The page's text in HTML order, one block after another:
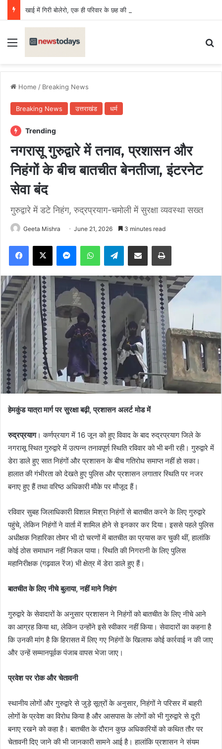
खाई में गिरी बोलेरो, एक ही परिवार के छह की मौत, एक किशोर घायल
Menu
Home / Breaking News
Breaking News उत्तराखंड धर्म
Trending
नगरासू गुरुद्वारे में तनाव, प्रशासन और
निहंगों के बीच बातचीत बेनतीजा, इंटरनेट
सेवा बंद
गुरुद्वारे में डटे निहंग, रुद्रप्रयाग-चमोली में सुरक्षा व्यवस्था सख्त
Geeta Mishra June 21, 2026 3 minutes read
Facebook
X MessengerWhatsAppTelegramShare via Email Print
हेमकुंड यात्रा मार्ग पर सुरक्षा बढ़ी, प्रशासन अलर्ट मोड में
रुद्रप्रयाग। कर्णप्रयाग में 16 जून को हुए विवाद के बाद रुद्रप्रयाग जिले के
नगरासू स्थित गुरुद्वारे में उत्पन्न तनावपूर्ण स्थिति रविवार को भी बनी रही। गुरुद्वारे में
डेरा डाले हुए सात निहंगों और प्रशासन के बीच गतिरोध समाप्त नहीं हो सका।
हालात की गंभीरता को देखते हुए पुलिस और प्रशासन लगातार स्थिति पर नजर
बनाए हुए हैं तथा वरिष्ठ अधिकारी मौके पर मौजूद हैं।
रविवार सुबह जिलाधिकारी विशाल मिश्रा निहंगों से बातचीत करने के लिए गुरुद्वारे
पहुंचे, लेकिन निहंगों ने वार्ता में शामिल होने से इनकार कर दिया। इससे पहले पुलिस
अधीक्षक निहारिका तोमर भी दो चरणों में बातचीत का प्रयास कर चुकी थीं, हालांकि
कोई ठोस समाधान नहीं निकल पाया। स्थिति की निगरानी के लिए पुलिस
महानिरीक्षक (गढ़वाल रेंज) भी क्षेत्र में डेरा डाले हुए हैं।
बातचीत के लिए नीचे बुलाया, नहीं माने निहंग
गुरुद्वारे के सेवादारों के अनुसार प्रशासन ने निहंगों को बातचीत के लिए नीचे आने
का आग्रह किया था, लेकिन उन्होंने इसे स्वीकार नहीं किया। सेवादारों का कहना है
कि उनकी मांग है कि हिरासत में लिए गए निहंगों के खिलाफ कोई कार्रवाई न की जाए
और उन्हें सम्मानपूर्वक पंजाब वापस भेजा जाए।
प्रवेश पर रोक और चेतावनी
स्थानीय लोगों और गुरुद्वारे से जुड़े सूत्रों के अनुसार, निहंगों ने परिसर में बाहरी
लोगों के प्रवेश का विरोध किया है और आसपास के लोगों को भी गुरुद्वारे से दूरी
बनाए रखने को कहा है। बातचीत के दौरान कुछ अधिकारियों को कथित तौर पर
चेतावनी दिए जाने की भी जानकारी सामने आई है। हालांकि प्रशासन ने संयम